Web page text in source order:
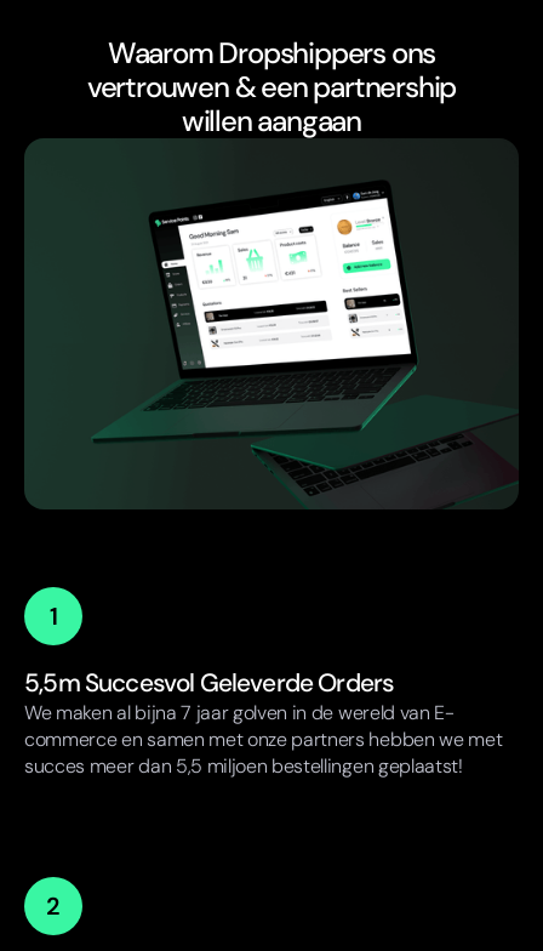
Waarom Dropshippers ons
vertrouwen & een partnership
willen aangaan
1
5,5m Succesvol Geleverde Orders
We maken al bijna 7 jaar golven in de wereld van E-
commerce en samen met onze partners hebben we met
succes meer dan 5,5 miljoen bestellingen geplaatst!
2